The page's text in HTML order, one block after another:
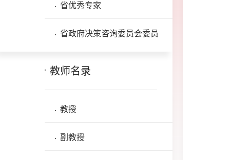
省优秀专家
省政府决策咨询委员会委员
教师名录
教授
副教授